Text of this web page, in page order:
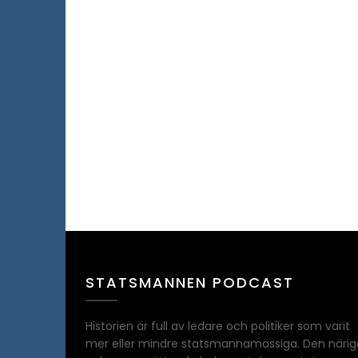
STATSMANNEN PODCAST
Historien är full av ledare och politiker som varit
mer eller mindre statsmannamässiga. Den